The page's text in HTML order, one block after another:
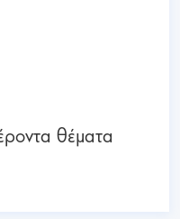
θέματα